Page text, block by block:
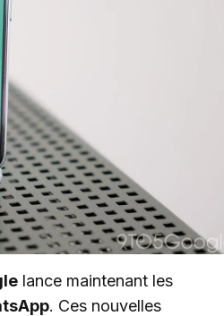
lance maintenant les
. Ces nouvelles